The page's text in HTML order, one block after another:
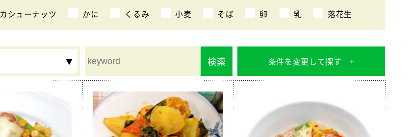
カシューナッツ かに くるみ 小麦 そば 卵 乳 落花生
検索 条件を変更して探す
鉄分 食物繊維